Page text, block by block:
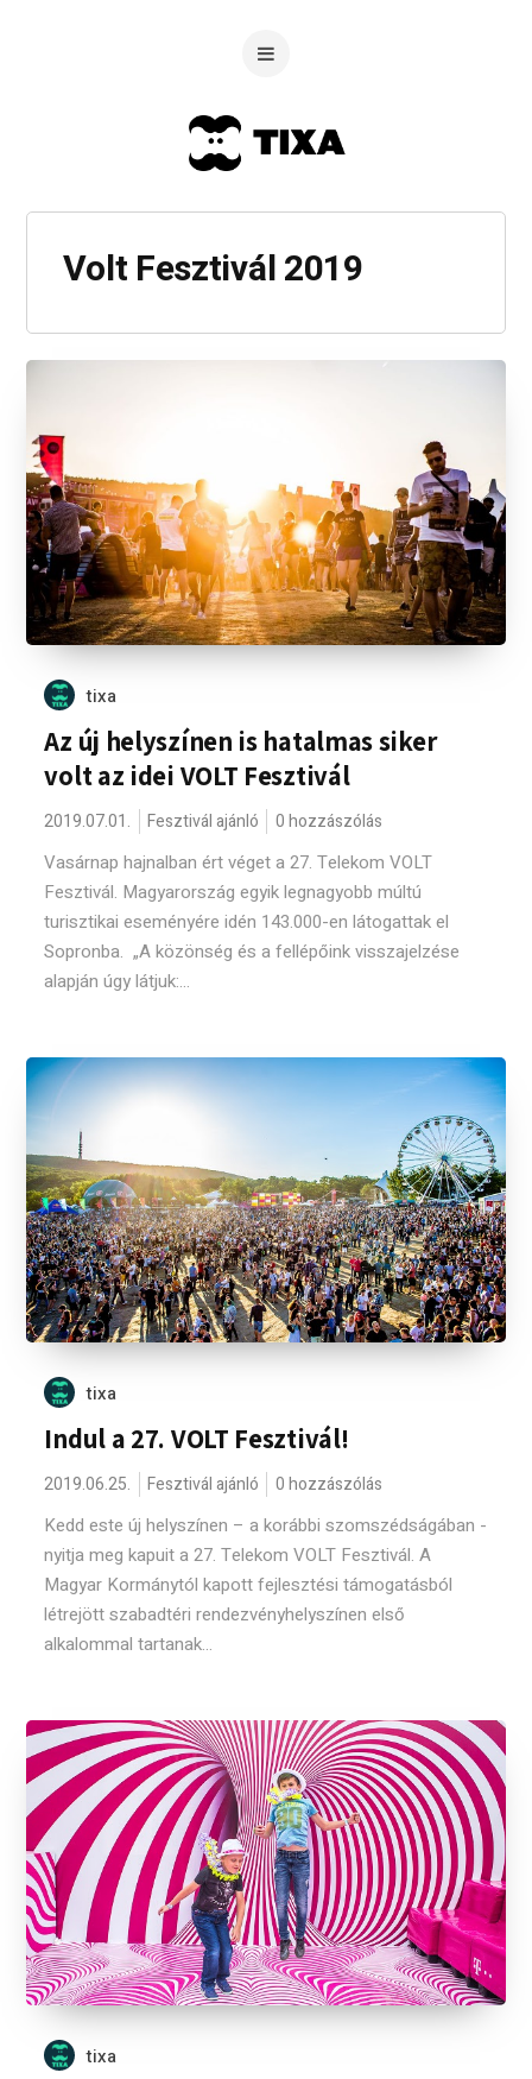
Volt Fesztivál 2019
tixa
Az új helyszínen is hatalmas siker
volt az idei VOLT Fesztivál
2019.07.01. Fesztivál ajánló 0 hozzászólás
Vasárnap hajnalban ért véget a 27. Telekom VOLT
Fesztivál. Magyarország egyik legnagyobb múltú
turisztikai eseményére idén 143.000-en látogattak el
Sopronba. „A közönség és a fellépőink visszajelzése
alapján úgy látjuk:...
tixa
Indul a 27. VOLT Fesztivál!
2019.06.25. Fesztivál ajánló 0 hozzászólás
Kedd este új helyszínen – a korábbi szomszédságában -
nyitja meg kapuit a 27. Telekom VOLT Fesztivál. A
Magyar Kormánytól kapott fejlesztési támogatásból
létrejött szabadtéri rendezvényhelyszínen első
alkalommal tartanak...
tixa